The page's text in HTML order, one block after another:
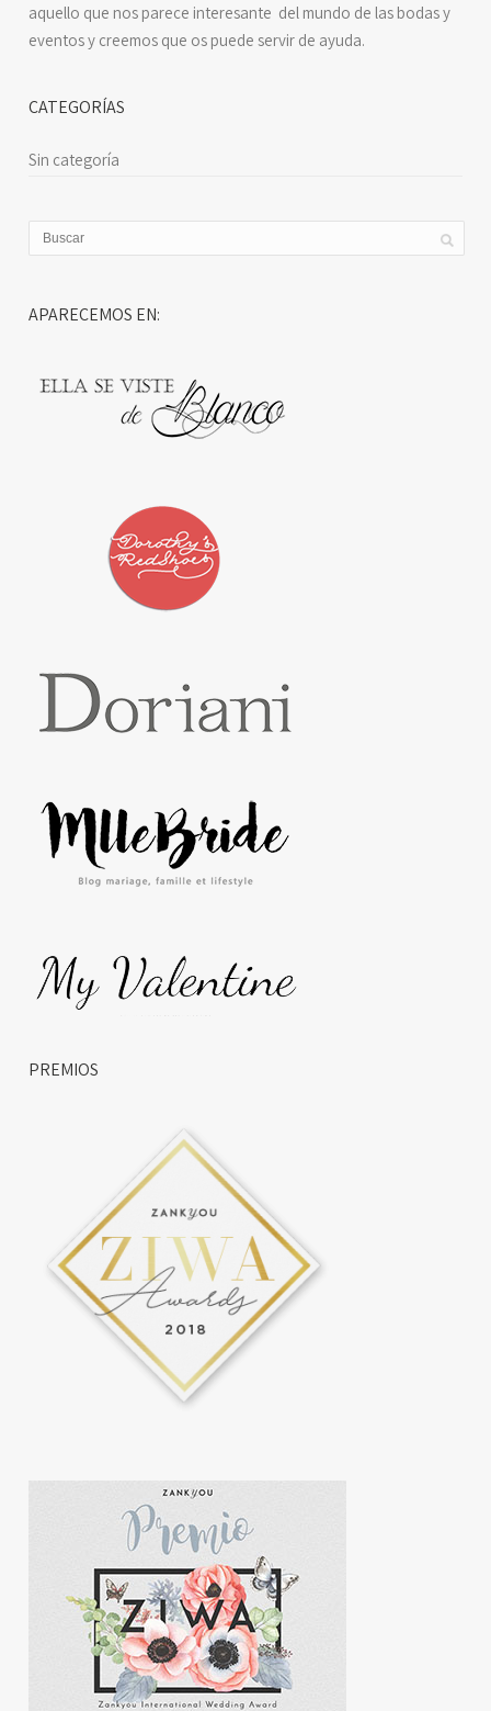
aquello que nos parece interesante del mundo de las bodas y
eventos y creemos que os puede servir de ayuda.
CATEGORÍAS
Sin categoría
APARECEMOS EN:
PREMIOS